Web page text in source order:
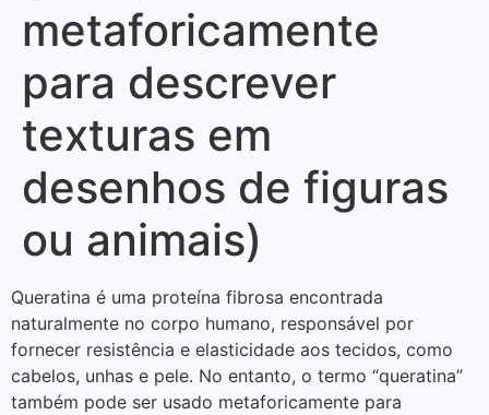
metaforicamente
para descrever
texturas em
desenhos de figuras
ou animais)
Queratina é uma proteína fibrosa encontrada
naturalmente no corpo humano, responsável por
fornecer resistência e elasticidade aos tecidos, como
cabelos, unhas e pele. No entanto, o termo “queratina”
também pode ser usado metaforicamente para